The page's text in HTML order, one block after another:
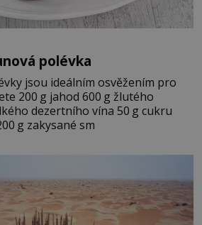
polévka
jsou ideálním osvěžením pro
dezertního vína 50 g cukru
g zakysané sm